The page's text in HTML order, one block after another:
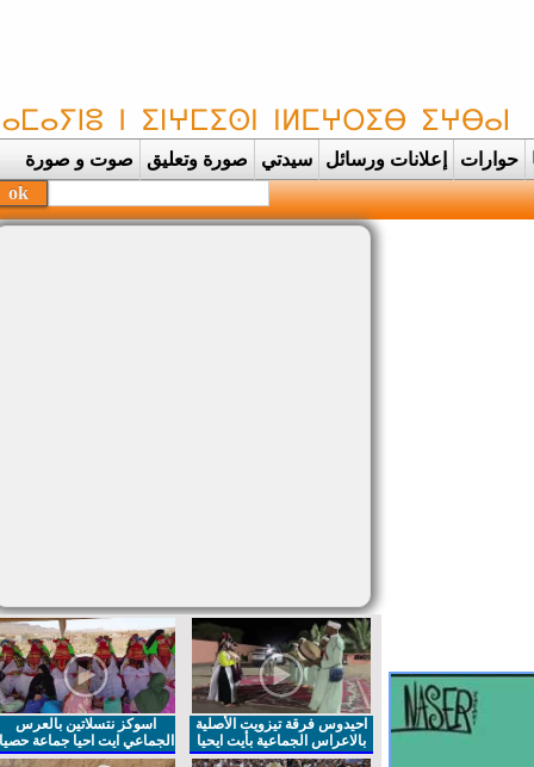
حوارات إعلانات ورسائل سيدتي صورة وتعليق صوت و صورة
احيدوس فرقة تيزويت الأصلية
بالاعراس الجماعية بأيت ايحيا
اسوكز نتسلاتين بالعرس
الجماعي ايت احيا جماعة حصيا